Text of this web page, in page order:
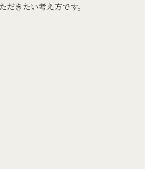
きたい考え方です。